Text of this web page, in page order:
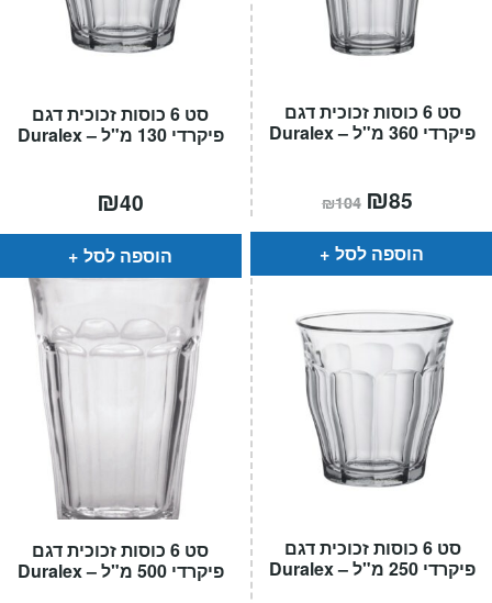
סט 6 כוסות זכוכית דגם
פיקרדי 130 מ"ל – Duralex
₪40
הוספה לסל
סט 6 כוסות זכוכית דגם
פיקרדי 360 מ"ל – Duralex
₪104 המחיר
המקורי
היה:
₪104.
₪85
הוא:
הוספה לסל
סט 6 כוסות זכוכית דגם
פיקרדי 500 מ"ל – Duralex
סט 6 כוסות זכוכית דגם
פיקרדי 250 מ"ל – Duralex